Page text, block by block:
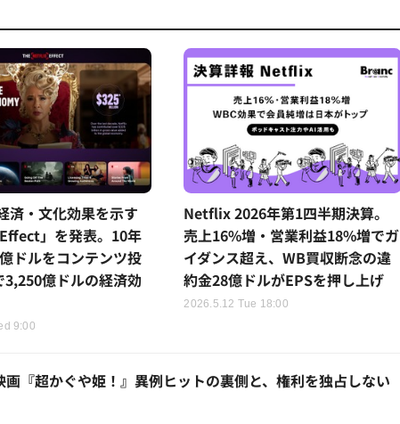
・文化効果を示す
」を発表。10年
ドルをコンテンツ投
3,250億ドルの経済効
9:00
Netflix 2026年第1四半期決算。
売上16%増・営業利益18%増でガ
イダンス超え、WB買収断念の違
約金28億ドルがEPSを押し上げ
2026.5.12 Tue 18:00
『超かぐや姫！』異例ヒットの裏側と、権利を独占しない